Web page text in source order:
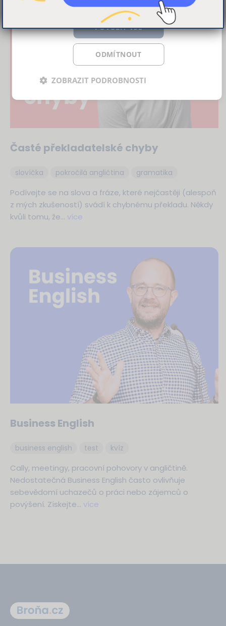
Časté překladatelské chyby
slovíčka pokročilá angličtina gramatika
Podívejte se na slova a fráze, které nejčastěji (alespoň
z mých zkušeností) svádí k chybnému překladu. Někdy
kvůli tomu, že… více
Business English
business english test kvíz
Cally, meetingy, pracovní pohovory v angličtině.
Nedostatečná Business English často ovlivňuje
sebevědomí uchazečů o práci nebo zájemců o
povýšení. Získejte… více
POVOLIT VŠE
ODMÍTNOUT
ZOBRAZIT PODROBNOSTI